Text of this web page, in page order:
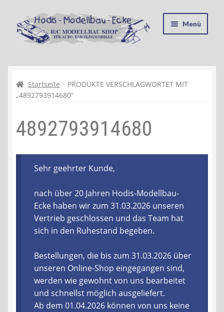
Zur
Navigation
springen
Zum
Inhalt
springen
Menü
Kasse
Recycling, Entsorgung und Umwelt
Shop
Warenkorb
Ablauf einer Bestellung
Zahlungsarten
Lieferzeit & Verfügbarkeit
Startseite
PRODUKTE VERSCHLAGWORTET MIT
„4892793914680“
4892793914680
Sehr geehrter Kunde,
nach über 20 Jahren Hodis-Modellbau-
Ecke haben wir zum 31.03.2026 unseren
Vertrieb geschlossen und das Team hat
sich in den Ruhestand begeben.
Bestellungen, die bis zum 31.03.2026 über
unseren Online-Shop eingegangen sind,
werden wie gewohnt von uns bearbeitet
und schnellst möglich ausgeliefert.
Ab dem 01.04.2026 können von uns keine